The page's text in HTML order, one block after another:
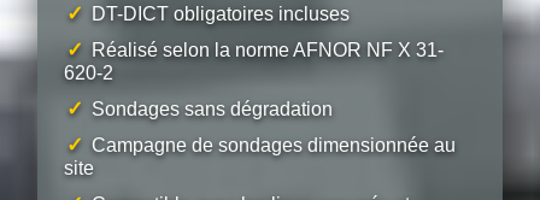
✓ DT-DICT obligatoires incluses
✓
Réalisé selon la norme AFNOR NF X 31-
620-2
✓ Sondages sans dégradation
✓ Campagne de sondages dimensionnée au
site